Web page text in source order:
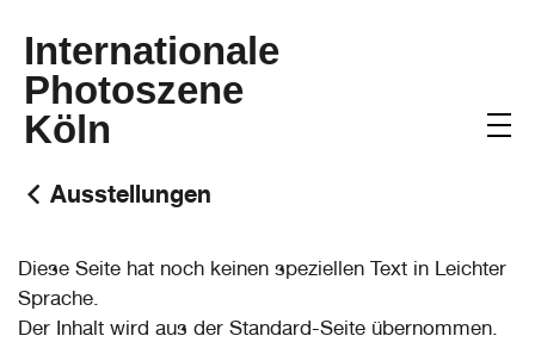
Internationale
Photoszene
Köln
Ausstellungen
Diese Seite hat noch keinen speziellen Text in Leichter
Sprache.
Der Inhalt wird aus der Standard-Seite übernommen.